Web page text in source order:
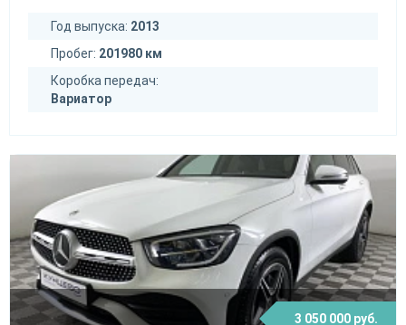
Год выпуска: 2013
Пробег: 201980 км
Коробка передач:
Вариатор
3 050 000 руб.